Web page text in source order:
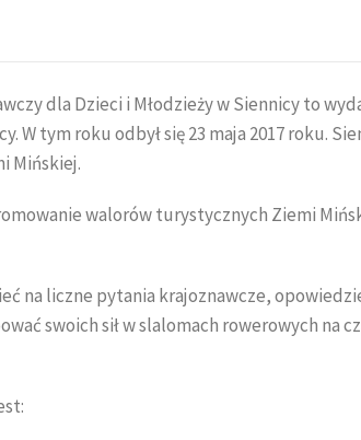
dla Dzieci i Młodzieży w Siennicy to
W tym roku odbył się 23 maja 2017 roku.
Mińskiej.
walorów turystycznych Ziemi
na liczne pytania krajoznawcze,
swoich sił w slalomach rowerowych na